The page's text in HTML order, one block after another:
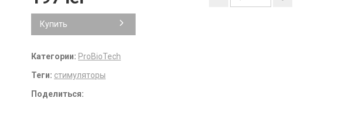
Купить
Категории: ProBioTech
Теги: стимуляторы
Поделиться: